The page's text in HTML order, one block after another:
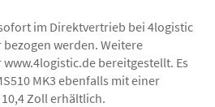
im Direktvertrieb bei 4logistic
werden. Weitere
bereitgestellt. Es
MK3 ebenfalls mit einer
Zoll erhältlich.